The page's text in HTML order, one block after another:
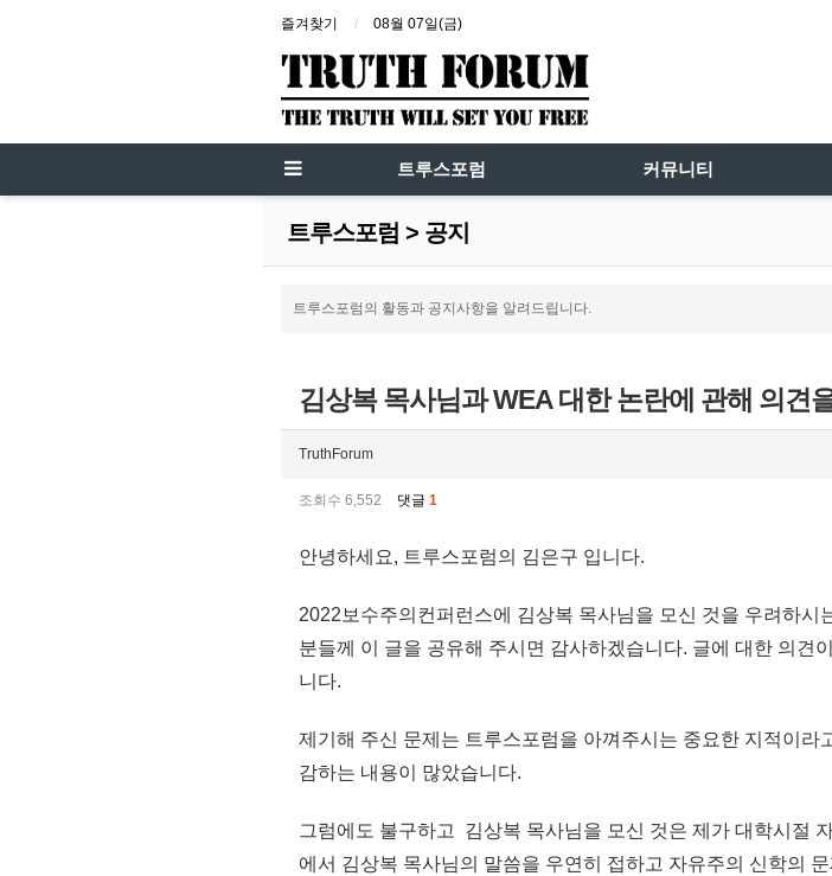
즐겨찾기 08월 07일(금)
트루스포럼 커뮤니티
트루스포럼 > 공지
트루스포럼의 활동과 공지사항을 알려드립니다.
김상복 목사님과 WEA 대한 논란에 관해 의견
TruthForum
조회수 6,552 댓글 1
안녕하세요, 트루스포럼의 김은구 입니다.
2022보수주의컨퍼런스에 김상복 목사님을 모신 것을 우려하
분들께 이 글을 공유해 주시면 감사하겠습니다. 글에 대한 의견
니다.
제기해 주신 문제는 트루스포럼을 아껴주시는 중요한 지적이
감하는 내용이 많았습니다.
그럼에도 불구하고 김상복 목사님을 모신 것은 제가 대학시절
에서 김상복 목사님의 말씀을 우연히 접하고 자유주의 신학의